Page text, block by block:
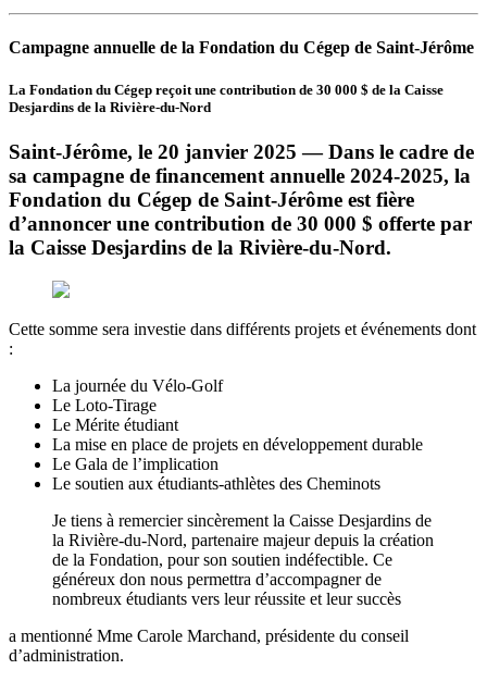
Campagne annuelle de la Fondation du Cégep de Saint-Jérôme
La Fondation du Cégep reçoit une contribution de 30 000 $ de la Caisse
Desjardins de la Rivière-du-Nord
Saint-Jérôme, le 20 janvier 2025 — Dans le cadre de
sa campagne de financement annuelle 2024-2025, la
Fondation du Cégep de Saint-Jérôme est fière
d’annoncer une contribution de 30 000 $ offerte par
la Caisse Desjardins de la Rivière-du-Nord.
Cette somme sera investie dans différents projets et événements dont
:
La journée du Vélo-Golf
Le Loto-Tirage
Le Mérite étudiant
La mise en place de projets en développement durable
Le Gala de l’implication
Le soutien aux étudiants-athlètes des Cheminots
Je tiens à remercier sincèrement la Caisse Desjardins de
la Rivière-du-Nord, partenaire majeur depuis la création
de la Fondation, pour son soutien indéfectible. Ce
généreux don nous permettra d’accompagner de
nombreux étudiants vers leur réussite et leur succès
a mentionné Mme Carole Marchand, présidente du conseil
d’administration.